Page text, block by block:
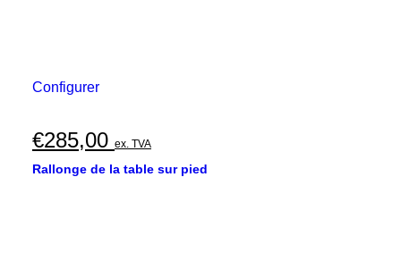
Configurer
€285,00 ex. TVA
Rallonge de la table sur pied